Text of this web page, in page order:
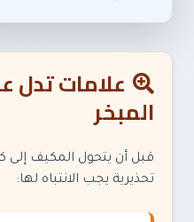
علامات تدل
المبخر
قبل أن يتحول المكيف إلى
تحذيرية يجب الانتباه لها: